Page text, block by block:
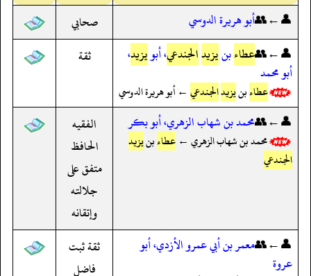
👤←👥أبو هريرة الدوسي
صحابي
👤←👥عطاءبنيزيدالجندعي، أبويزيد،
أبو محمد
عطاءبنيزيدالجندعي ← أبو هريرة الدوسي
ثقة
👤←👥محمد بن شهاب الزهري، أبو بكر
محمد بن شهاب الزهري ← عطاءبنيزيد
الجندعي
الفقيه
الحافظ
متفق على
جلالته
وإتقانه
👤←👥معمر بن أبي عمرو الأزدي، أبو
عروة
ثقة ثبت
فاضل